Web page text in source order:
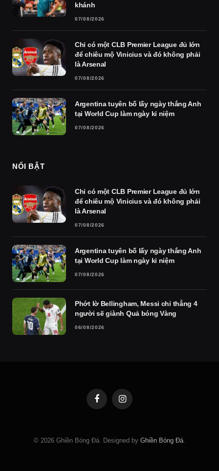
khánh
07/08/2026
Chỉ có một CLB Premier League đủ lớn
để chiêu mộ Vinicius và đó không phải
là Arsenal
07/08/2026
Argentina tuyên bố lấy ngày thắng Anh
tại World Cup làm ngày kỉ niệm
07/08/2026
NỔI BẬT
Chỉ có một CLB Premier League đủ lớn
để chiêu mộ Vinicius và đó không phải
là Arsenal
07/08/2026
Argentina tuyên bố lấy ngày thắng Anh
tại World Cup làm ngày kỉ niệm
07/08/2026
Phớt lờ Bellingham, Messi chỉ thẳng 4
người sẽ giành Quả bóng Vàng
06/08/2026
FacebookInstagram
© 2026 Ghiền Bóng Đá. Designed by Ghiền Bóng Đá.